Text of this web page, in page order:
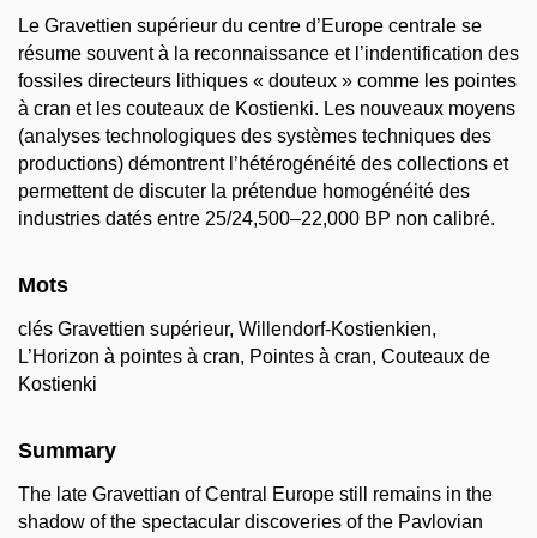
Le Gravettien supérieur du centre d’Europe centrale se
résume souvent à la reconnaissance et l’indentification des
fossiles directeurs lithiques « douteux » comme les pointes
à cran et les couteaux de Kostienki. Les nouveaux moyens
(analyses technologiques des systèmes techniques des
productions) démontrent l’hétérogénéité des collections et
permettent de discuter la prétendue homogénéité des
industries datés entre 25/24,500–22,000 BP non calibré.
Mots
clés Gravettien supérieur, Willendorf-Kostienkien,
L’Horizon à pointes à cran, Pointes à cran, Couteaux de
Kostienki
Summary
The late Gravettian of Central Europe still remains in the
shadow of the spectacular discoveries of the Pavlovian